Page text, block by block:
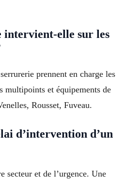
elle sur les
prennent en charge les
multipoints et équipements de
Rousset, Fuveau.
d’intervention d’un
secteur et de l’urgence. Une